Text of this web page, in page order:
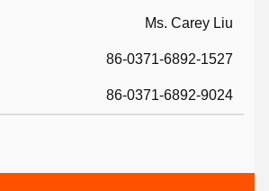
Ms. Carey Liu
86-0371-6892-1527
86-0371-6892-9024